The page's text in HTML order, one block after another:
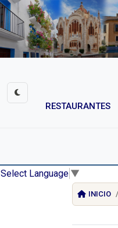
RESTAURANTES
Select Language ▼
INICIO